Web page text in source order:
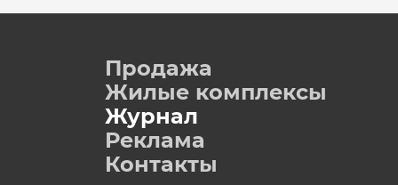
Продажа
Жилые комплексы
Журнал
Реклама
Контакты